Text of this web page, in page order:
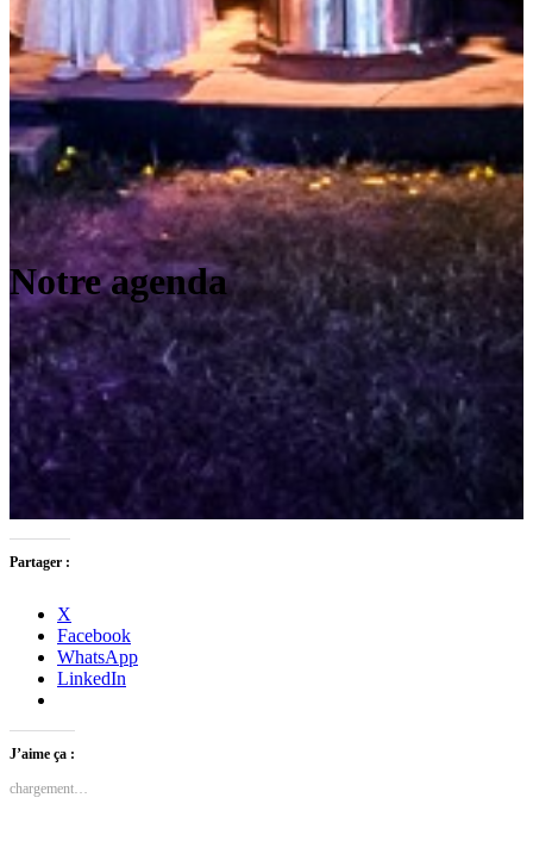
Notre agenda
Partager :
X
Facebook
WhatsApp
LinkedIn
J’aime ça :
chargement…